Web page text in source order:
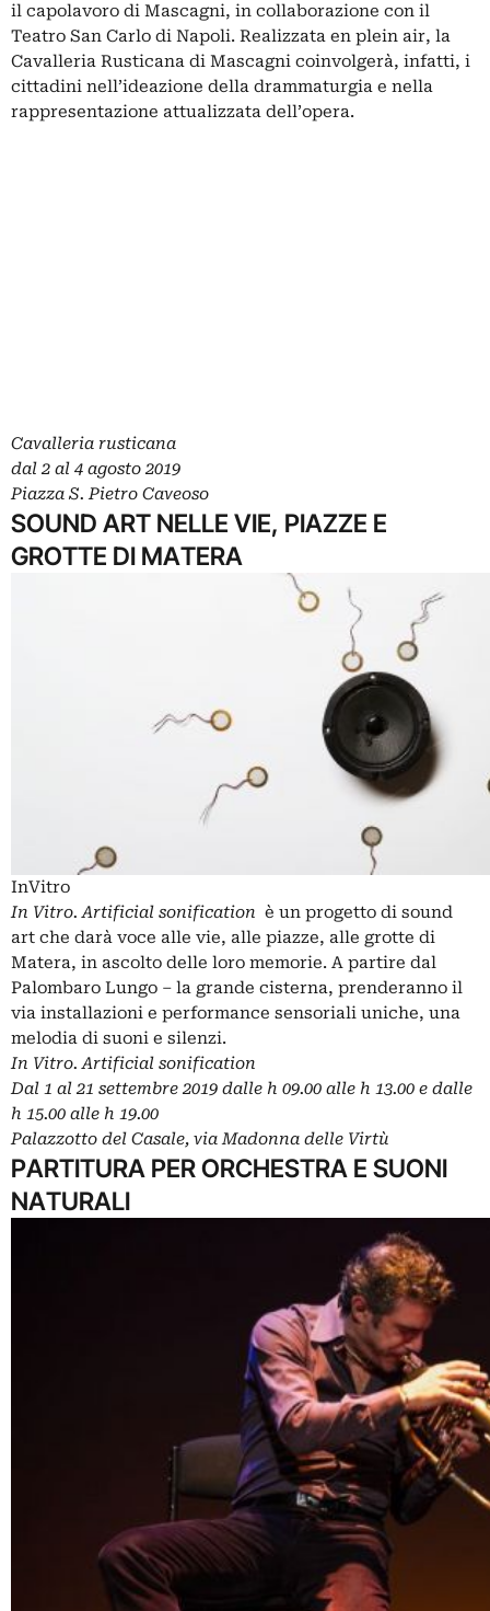
il capolavoro di Mascagni, in collaborazione con il
Teatro San Carlo di Napoli. Realizzata en plein air, la
Cavalleria Rusticana di Mascagni coinvolgerà, infatti, i
cittadini nell’ideazione della drammaturgia e nella
rappresentazione attualizzata dell’opera.
Cavalleria rusticana
dal 2 al 4 agosto 2019
Piazza S. Pietro Caveoso
SOUND ART NELLE VIE, PIAZZE E
GROTTE DI MATERA
InVitro
In Vitro. Artificial sonification è un progetto di sound
art che darà voce alle vie, alle piazze, alle grotte di
Matera, in ascolto delle loro memorie. A partire dal
Palombaro Lungo – la grande cisterna, prenderanno il
via installazioni e performance sensoriali uniche, una
melodia di suoni e silenzi.
In Vitro. Artificial sonification
Dal 1 al 21 settembre 2019 dalle h 09.00 alle h 13.00 e dalle
h 15.00 alle h 19.00
Palazzotto del Casale, via Madonna delle Virtù
PARTITURA PER ORCHESTRA E SUONI
NATURALI